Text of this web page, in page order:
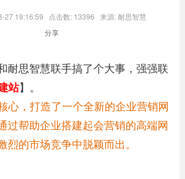
27 19:16:59 点击数: 13396 来源: 耐思智慧
分享
耐思智慧联手搞了个大事，强强联
站】。
心，打造了一个全新的企业营销网
过帮助企业搭建起会营销的高端网
烈的市场竞争中脱颖而出。